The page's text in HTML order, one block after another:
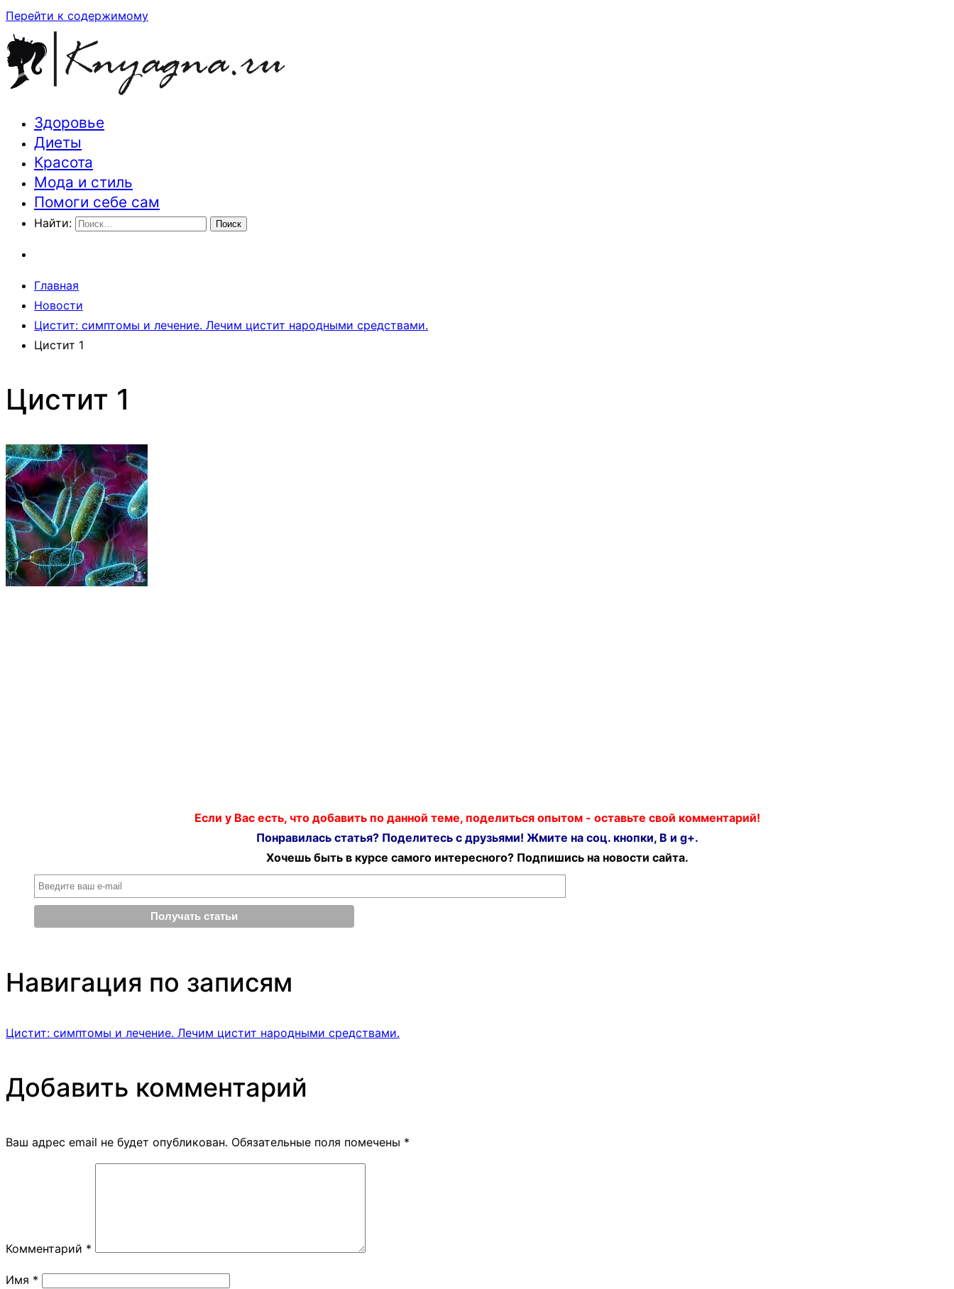
Перейти к содержимому
Траектория здоровья и красоты
Здоровье
Диеты
Красота
Мода и стиль
Помоги себе сам
Найти:
Главная
Новости
Цистит: симптомы и лечение. Лечим цистит народными средствами.
Цистит 1
Цистит 1
Если у Вас есть, что добавить по данной теме, поделиться опытом - оставьте свой комментарий!
Понравилась статья? Поделитесь с друзьями! Жмите на соц. кнопки, В и g+.
Хочешь быть в курсе самого интересного? Подпишись на новости сайта.
Навигация по записям
Цистит: симптомы и лечение. Лечим цистит народными средствами.
Добавить комментарий
Ваш адрес email не будет опубликован. Обязательные поля помечены *
Комментарий *
Имя *